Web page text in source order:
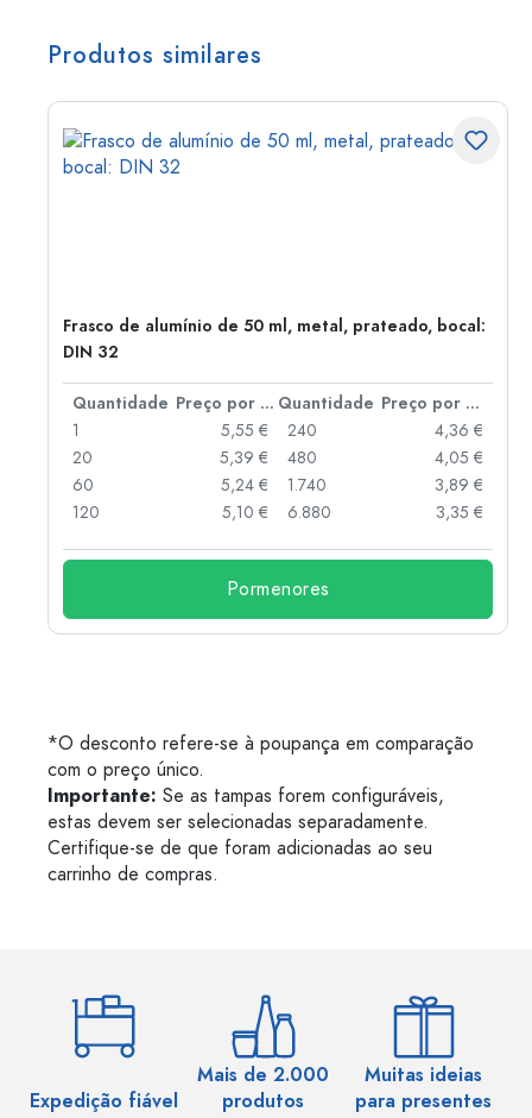
Produtos similares
Frasco de alumínio de 50 ml, metal, prateado, bocal:
DIN 32
Quantidade Preço por peça Quantidade
Preço por peça
1
5,55 €
20
5,39 €
60
5,24 €
120
5,10 €
240
4,36 €
480
4,05 €
1.740
3,89 €
6.880
3,35 €
Pormenores
*O desconto refere-se à poupança em comparação
com o preço único.
Importante: Se as tampas forem configuráveis,
estas devem ser selecionadas separadamente.
Certifique-se de que foram adicionadas ao seu
carrinho de compras.
Expedição fiável
Mais de 2.000
produtos
Muitas ideias
para presentes